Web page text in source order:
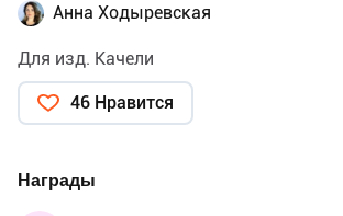
Анна Ходыревская
Для изд. Качели
46 Нравится
Награды